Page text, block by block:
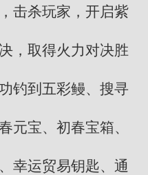
击杀玩家，开启紫
，取得火力对决胜
钓到五彩鳗、搜寻
元宝、初春宝箱、
幸运贸易钥匙、通